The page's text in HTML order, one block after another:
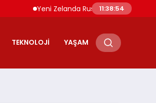
Yeni Zelanda Rusya’ya Karşı 36 Tur
11:38:55
TEKNOLOJI YAŞAM